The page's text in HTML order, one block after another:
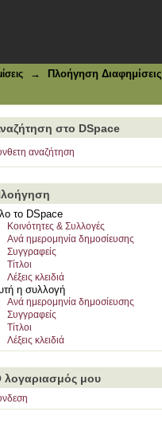
→
Πλοήγηση Διαφημίσεις
στο DSpace
αναζήτηση
το DSpace
Κοινότητες & Συλλογές
Ανά ημερομηνία δημοσίευσης
Συγγραφείς
Τίτλοι
Λέξεις κλειδιά
η συλλογή
Ανά ημερομηνία δημοσίευσης
Συγγραφείς
Τίτλοι
Λέξεις κλειδιά
λογαριασμός μου